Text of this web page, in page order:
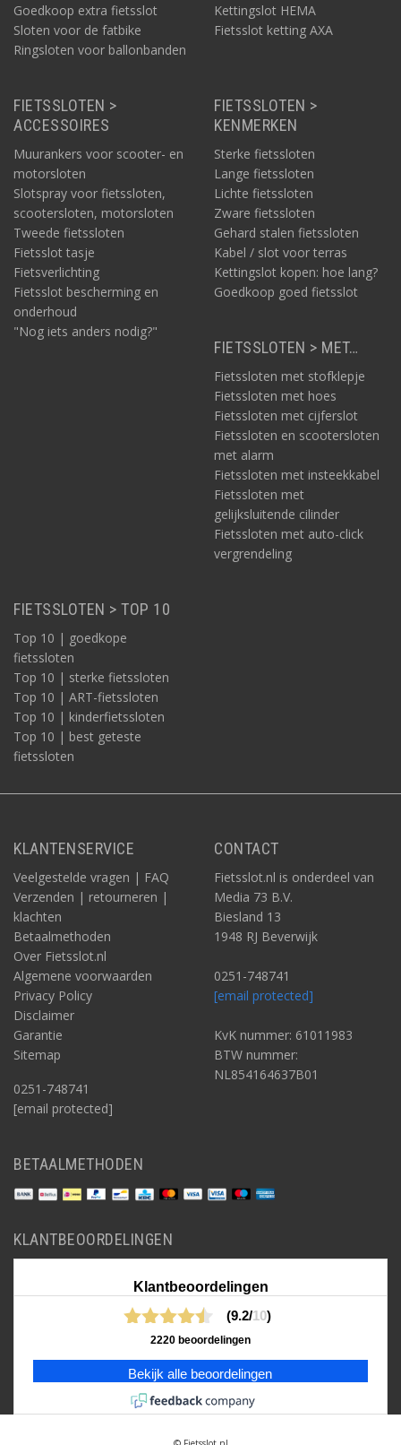
Goedkoop extra fietsslot
Sloten voor de fatbike
Ringsloten voor ballonbanden
Kettingslot HEMA
Fietsslot ketting AXA
FIETSSLOTEN >
ACCESSOIRES
Muurankers voor scooter- en
motorsloten
Slotspray voor fietssloten,
scootersloten, motorsloten
Tweede fietssloten
Fietsslot tasje
Fietsverlichting
Fietsslot bescherming en
onderhoud
"Nog iets anders nodig?"
FIETSSLOTEN >
KENMERKEN
Sterke fietssloten
Lange fietssloten
Lichte fietssloten
Zware fietssloten
Gehard stalen fietssloten
Kabel / slot voor terras
Kettingslot kopen: hoe lang?
Goedkoop goed fietsslot
FIETSSLOTEN > MET…
Fietssloten met stofklepje
Fietssloten met hoes
Fietssloten met cijferslot
Fietssloten en scootersloten
met alarm
Fietssloten met insteekkabel
Fietssloten met
gelijksluitende cilinder
Fietssloten met auto-click
vergrendeling
FIETSSLOTEN > TOP 10
Top 10 | goedkope
fietssloten
Top 10 | sterke fietssloten
Top 10 | ART-fietssloten
Top 10 | kinderfietssloten
Top 10 | best geteste
fietssloten
KLANTENSERVICE
Veelgestelde vragen | FAQ
Verzenden | retourneren |
klachten
Betaalmethoden
Over Fietsslot.nl
Algemene voorwaarden
Privacy Policy
Disclaimer
Garantie
Sitemap
0251-748741
[email protected]
CONTACT
Fietsslot.nl is onderdeel van
Media 73 B.V.
Biesland 13
1948 RJ Beverwijk
0251-748741
[email protected]
KvK nummer: 61011983
BTW nummer:
NL854164637B01
BETAALMETHODEN
KLANTBEOORDELINGEN
Klantbeoordelingen
(9.2/10)
2220 beoordelingen
Bekijk alle beoordelingen